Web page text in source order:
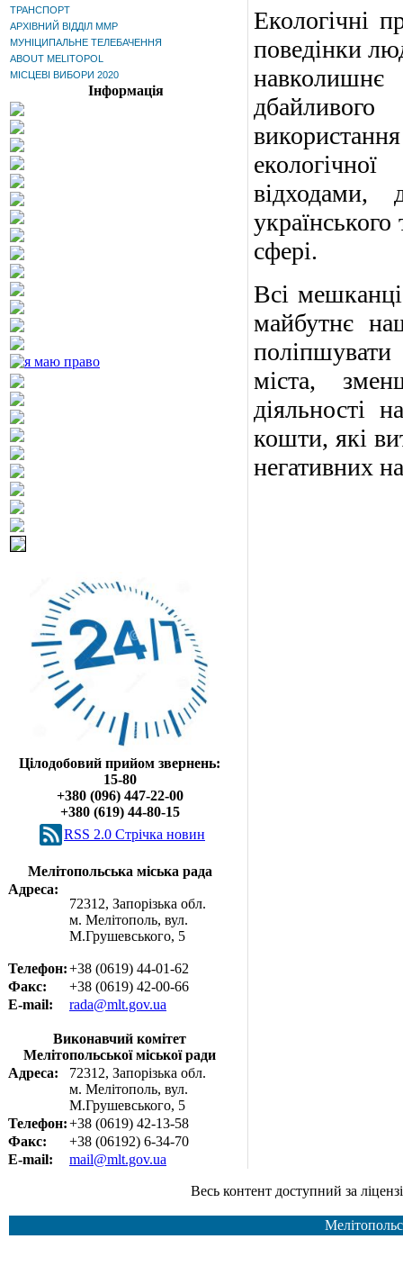
ТРАНСПОРТ
АРХІВНИЙ ВІДДІЛ ММР
МУНІЦИПАЛЬНЕ ТЕЛЕБАЧЕННЯ
ABOUT MELITOPOL
МІСЦЕВІ ВИБОРИ 2020
Інформація
Цілодобовий прийом звернень:
15-80
+380 (096) 447-22-00
+380 (619) 44-80-15
RSS 2.0 Cтрічка новин
Мелітопольська міська рада
Адреса:
72312, Запорізька обл.
м. Мелітополь, вул.
М.Грушевського, 5
Телефон:+38 (0619) 44-01-62
Факс:
+38 (0619) 42-00-66
E-mail:
rada@mlt.gov.ua
Виконавчий комітет
Мелітопольської міської ради
Адреса:
72312, Запорізька обл.
м. Мелітополь, вул.
М.Грушевського, 5
Телефон:+38 (0619) 42-13-58
Факс:
+38 (06192) 6-34-70
E-mail:
mail@mlt.gov.ua
Екологічні
поведінки
відходами,
сфері.
Всі
майбутнє
міста,
діяльності
кошти, які
негативних
Весь контент доступний за ліцензією Creative